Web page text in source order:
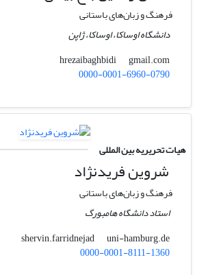
فرهنگ و زبان‌های باستانی
دانشگاه اوساکا، اوساکا، ژاپن
hrezaibaghbidi
gmail.com
0000-0001-6960-0790
هیات تحریریه بین المللی
شروین فریدنژاد
فرهنگ و زبان‌های باستانی
استاد دانشگاه هامبورگ
shervin.farridnejad
uni-hamburg.de
0000-0001-8111-1360